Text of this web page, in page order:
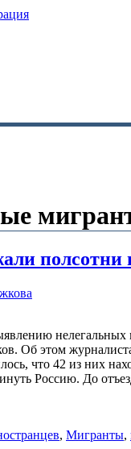
нелегальных
Об этом
что 42 из них
Россию. До
, Мигранты,